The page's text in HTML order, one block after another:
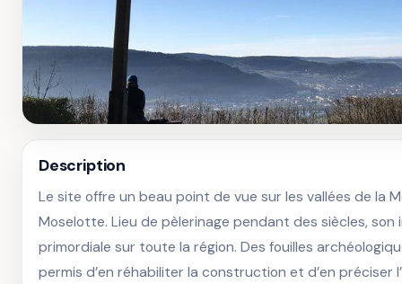
Description
Le site offre un beau point de vue sur les vallées de la
Moselotte. Lieu de pèlerinage pendant des siècles, son
primordiale sur toute la région. Des fouilles
permis d’en réhabiliter la construction et d’en préciser